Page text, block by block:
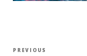
Navegación
Previous
PREVIOUS